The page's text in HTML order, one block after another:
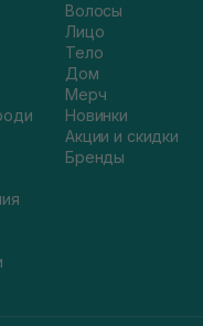
Волосы
Лицо
Тело
Дом
Мерч
Новинки
Акции и скидки
Бренды